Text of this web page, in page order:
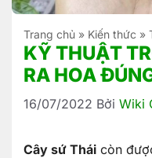
Trang chủ » Kiến thức »
KỸ THUẬT
RA HOA
16/07/2022 Bởi Wiki
Cây sứ Thái còn